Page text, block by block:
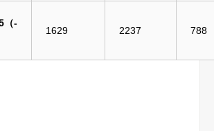
（-
1629 2237 788